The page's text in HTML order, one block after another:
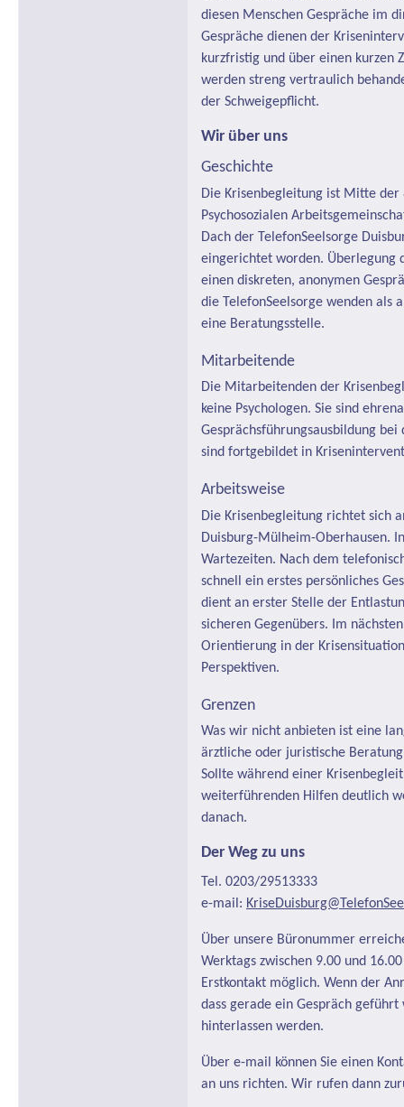
diesen Menschen Gespräche im
Gespräche dienen der
kurzfristig und über einen kurzen
werden streng vertraulich
der Schweigepflicht.
Wir über uns
Geschichte
Die Krisenbegleitung ist Mitte
Psychosozialen
Dach der TelefonSeelsorge
eingerichtet worden. Überlegung
einen diskreten, anonymen
die TelefonSeelsorge wenden als
eine Beratungsstelle.
Mitarbeitende
Die Mitarbeitenden der
keine Psychologen. Sie sind
Gesprächsführungsausbildung bei
sind fortgebildet in
Arbeitsweise
Die Krisenbegleitung richtet sich
Duisburg-Mülheim-Oberhausen.
Wartezeiten. Nach dem
schnell ein erstes persönliches
dient an erster Stelle der
sicheren Gegenübers. Im
Orientierung in der
Perspektiven.
Grenzen
Was wir nicht anbieten ist eine
ärztliche oder juristische
Sollte während einer
weiterführenden Hilfen deutlich
danach.
Der Weg zu uns
Tel. 0203/29513333
e-mail:
Über unsere Büronummer
Werktags zwischen 9.00 und
Erstkontakt möglich. Wenn der
dass gerade ein Gespräch
hinterlassen werden.
Über e-mail können Sie einen
an uns richten. Wir rufen dann